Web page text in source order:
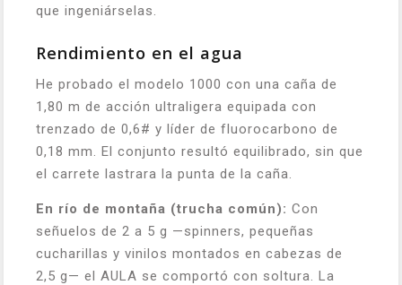
que ingeniárselas.
Rendimiento en el agua
He probado el modelo 1000 con una caña de
1,80 m de acción ultraligera equipada con
trenzado de 0,6# y líder de fluorocarbono de
0,18 mm. El conjunto resultó equilibrado, sin que
el carrete lastrara la punta de la caña.
En río de montaña (trucha común): Con
señuelos de 2 a 5 g —spinners, pequeñas
cucharillas y vinilos montados en cabezas de
2,5 g— el AULA se comportó con soltura. La